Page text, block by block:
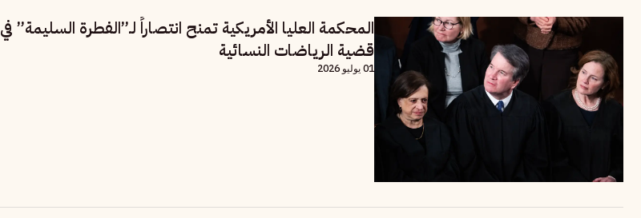
المحكمة العليا الأمريكية تمنح انتصاراً لـ”الفطرة السليمة” في
قضية الرياضات النسائية
01 يوليو 2026